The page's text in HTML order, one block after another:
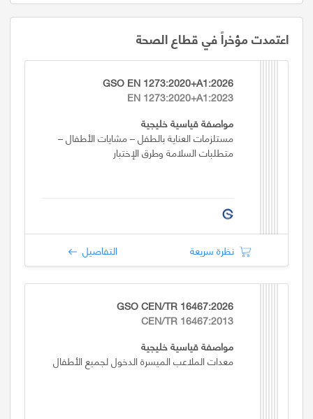
اعتمدت مؤخراً في قطاع الصحة
GSO EN 1273:2020+A1:2026
EN 1273:2020+A1:2023
مواصفة قياسية خليجية
مستلزمات العناية بالطفل – مشايات الأطفال –
متطلبات السلامة وطرق الإختبار
نظرة سريعة التفاصيل
GSO CEN/TR 16467:2026
CEN/TR 16467:2013
مواصفة قياسية خليجية
معدات الملاعب الميسرة الدخول لجميع الأطفال